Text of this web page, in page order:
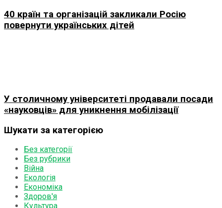
40 країн та організацій закликали Росію
повернути українських дітей
У столичному університеті продавали посади
«науковців» для уникнення мобілізації
Шукати за категорією
Без категорії
Без рубрики
Війна
Екологія
Економіка
Здоров'я
Культура